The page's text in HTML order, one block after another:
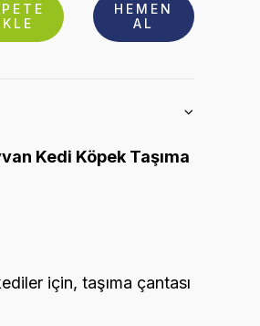
HEMEN
AL
Kedi Köpek Taşıma
için, taşıma çantası